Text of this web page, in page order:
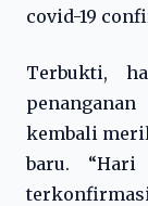
covid-19
Terbukti,
penanganan
kembali
baru.